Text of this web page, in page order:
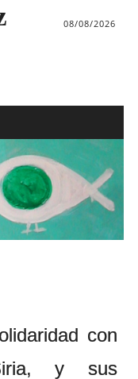
08/08/2026
Andrés Vázquez de Sola
con
y sus